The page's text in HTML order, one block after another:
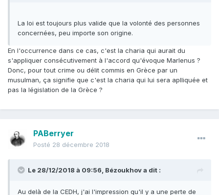
La loi est toujours plus valide que la volonté des personnes
concernées, peu importe son origine.
En l'occurrence dans ce cas, c'est la charia qui aurait du
s'appliquer consécutivement à l'accord qu'évoque Marlenus ?
Donc, pour tout crime ou délit commis en Grèce par un
musulman, ça signifie que c'est la charia qui lui sera aplliquée et
pas la législation de la Grèce ?
PABerryer
Posté 28 décembre 2018
Le 28/12/2018 à 09:56, Bézoukhova dit :
Au delà de la CEDH, j'ai l'impression qu'il y a une perte de